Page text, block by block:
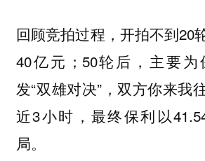
回顾竞拍过程，开拍不到20
40亿元；50轮后，主要
发“双雄对决”，双方你来我
近3小时，最终保利以
局。